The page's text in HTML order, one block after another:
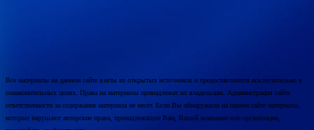
Все материалы на данном сайте взяты из открытых источников и предоставляются исключительно в
ознакомительных целях. Права на материалы принадлежат их владельцам. Администрация сайта
ответственности за содержание материала не несет. Если Вы обнаружили на нашем сайте материалы,
которые нарушают авторские права, принадлежащие Вам, Вашей компании или организации,